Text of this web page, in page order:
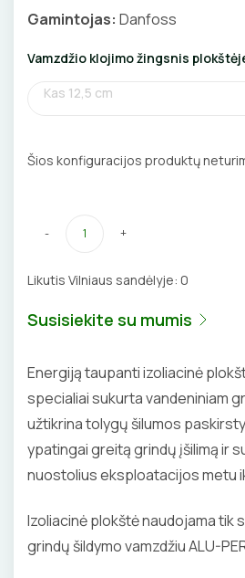
VENTILIATORIAI
BATERIJOS
ŽAIBOSAUGA IR
BŪGNAI KABELIŲ
GRĘŽIMO KARŪNOS,
ETIKEČIŲ
ŽYMEKLIAI
Gamintojas: Danfoss
Vamzdžio klojimo žingsnis
Kas 12,5 cm
Šios konfiguracijos produktų
- +
Likutis Vilniaus sandėlyje: 0
Susisiekite su mumis
Energiją taupanti izoliacinė
specialiai sukurta vandeniniam
užtikrina tolygų šilumos
ypatingai greitą grindų įšilimą ir
nuostolius eksploatacijos metu
Izoliacinė plokštė naudojama tik
grindų šildymo vamzdžiu ALU-